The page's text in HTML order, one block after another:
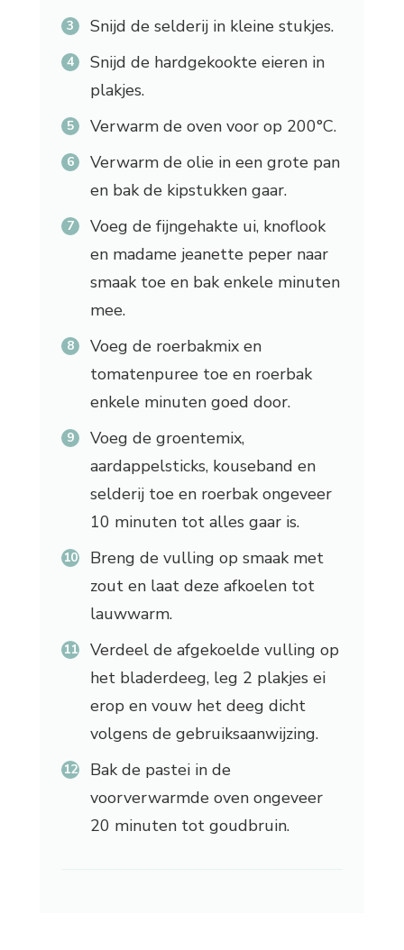
Snijd de selderij in kleine stukjes.
Snijd de hardgekookte eieren in
plakjes.
Verwarm de oven voor op 200°C.
Verwarm de olie in een grote pan
en bak de kipstukken gaar.
Voeg de fijngehakte ui, knoflook
en madame jeanette peper naar
smaak toe en bak enkele minuten
mee.
Voeg de roerbakmix en
tomatenpuree toe en roerbak
enkele minuten goed door.
Voeg de groentemix,
aardappelsticks, kouseband en
selderij toe en roerbak ongeveer
10 minuten tot alles gaar is.
Breng de vulling op smaak met
zout en laat deze afkoelen tot
lauwwarm.
Verdeel de afgekoelde vulling op
het bladerdeeg, leg 2 plakjes ei
erop en vouw het deeg dicht
volgens de gebruiksaanwijzing.
Bak de pastei in de
voorverwarmde oven ongeveer
20 minuten tot goudbruin.